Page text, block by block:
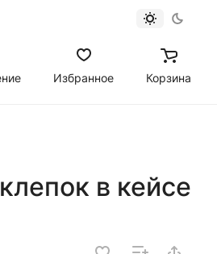
Избранное Корзина
в кейсе